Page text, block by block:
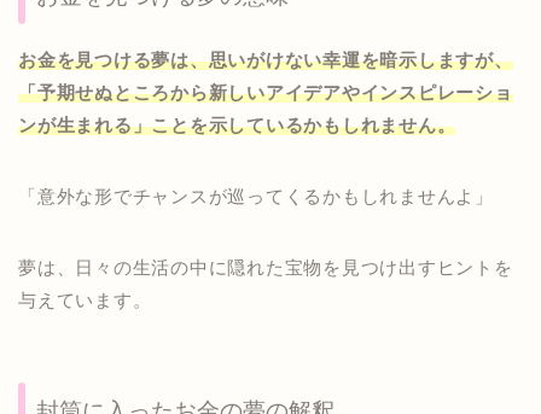
お金を見つける夢は、思いがけない幸運を暗示しますが、
「予期せぬところから新しいアイデアやインスピレーショ
ンが生まれる」ことを示しているかもしれません。
「意外な形でチャンスが巡ってくるかもしれませんよ」
夢は、日々の生活の中に隠れた宝物を見つけ出すヒントを
与えています。